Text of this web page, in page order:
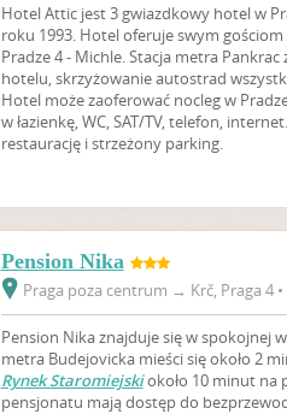
Hotel Attic jest 3 gwiazdkowy hotel w
roku 1993. Hotel oferuje swym
Pradze 4 - Michle. Stacja metra
hotelu, skrzyżowanie autostrad
Hotel może zaoferować nocleg w
w łazienkę, WC, SAT/TV, telefon,
restaurację i strzeżony parking.
Pension Nika
Praga poza centrum → Krč, Praga 4 •
Pension Nika znajduje się w spokojnej
metra Budejovicka mieści się około 2
Rynek Staromiejskiokoło 10 minut na
pensjonatu mają dostęp do